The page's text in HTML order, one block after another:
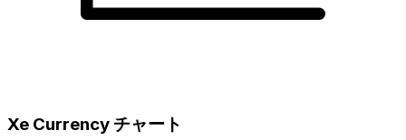
Xe Currency チャート